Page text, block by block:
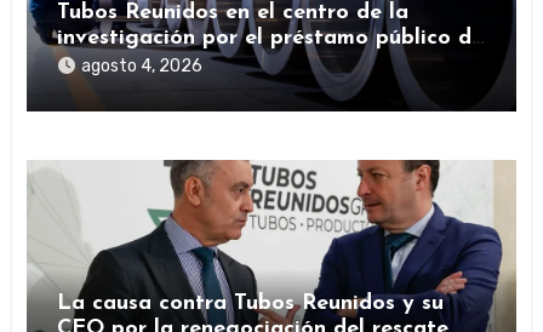
Tubos Reunidos en el centro de la
investigación por el préstamo público de
la SEPI durante la pandemia
agosto 4, 2026
La causa contra Tubos Reunidos y su